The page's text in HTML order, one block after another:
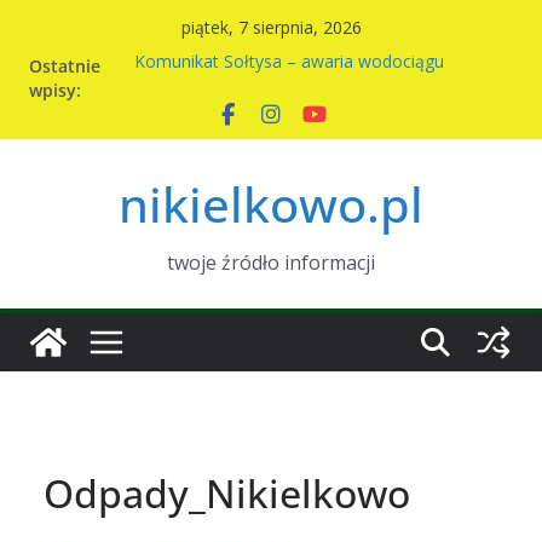
treści
piątek, 7 sierpnia, 2026
Ostatnie
wpisy:
Komunikat Sołtysa – awaria wodociągu
Nikielkowie na 2026r
Kiermasz ciast na rzecz parafii
Wymiana nasion w Nikielkowie
nikielkowo.pl
twoje źródło informacji
Odpady_Nikielkowo